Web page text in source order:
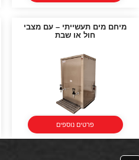
מיחם מים תעשייתי – עם מצבי
חול או שבת
פרטים נוספים